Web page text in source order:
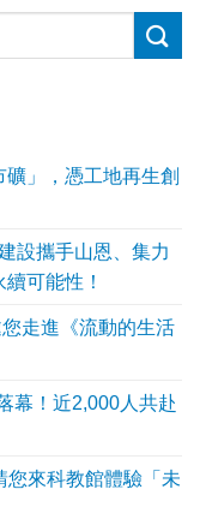
」，憑工地再生創
設攜手山恩、集力
可能性！
走進《流動的生活
幕！近2,000人共赴
您來科教館體驗「未